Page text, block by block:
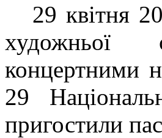
29 квітня
художньої
концертними
29
пригостили